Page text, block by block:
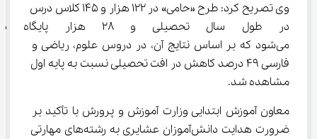
وی تصریح کرد: طرح «حامی» در 122 هزار و 145 کلاس درس
در طول سال تحصیلی و 28
می‌شود که بر اساس نتایج آن، در دروس علوم، ریاضی و
فارسی 49 درصد کاهش در افت تحصیلی نسبت به پایه اول
مشاهده شد.
معاون آموزش ابتدایی وزارت آموزش و پرورش با تأکید بر
ضرورت هدایت دانش‌آموزان عشایری به رشته‌های مهارتی